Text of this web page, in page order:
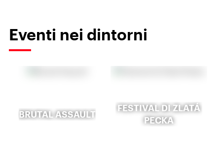
Eventi nei dintorni
BRUTAL ASSAULT
FESTIVAL DI ZLATÁ
PECKA